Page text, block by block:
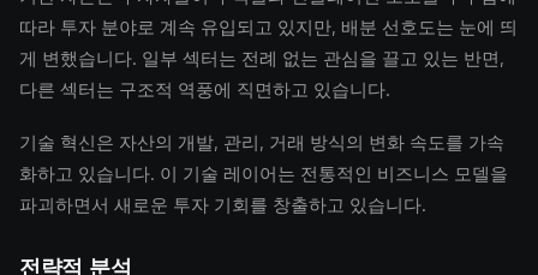
따라 투자 분야로 계속 유입되고 있지만, 배분 선호도는 눈에 띄
게 변했습니다. 일부 섹터는 전례 없는 관심을 끌고 있는 반면,
다른 섹터는 구조적 역풍에 직면하고 있습니다.
기술 혁신은 자산의 개발, 관리, 거래 방식의 변화 속도를 가속
화하고 있습니다. 이 기술 레이어는 전통적인 비즈니스 모델을
파괴하면서 새로운 투자 기회를 창출하고 있습니다.
전략적 분석